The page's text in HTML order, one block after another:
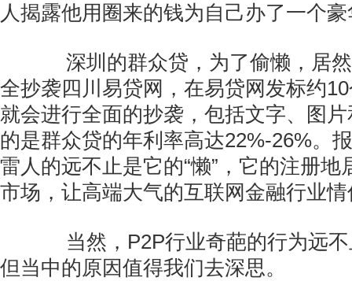
人揭露他用圈来的钱为自己办了一个
深圳的群众贷，为了偷懒，居然
全抄袭四川易贷网，在易贷网发标约
就会进行全面的抄袭，包括文字、图
的是群众贷的年利率高达22%-26%。
雷人的远不止是它的“懒”，它的注册地
市场，让高端大气的互联网金融行业
当然，P2P行业奇葩的行为远不
但当中的原因值得我们去深思。